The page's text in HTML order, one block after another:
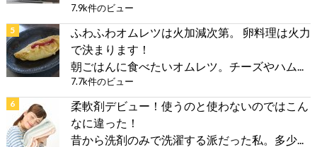
7.9k件のビュー
ふわふわオムレツは火加減次第。 卵料理は火力
で決まります！
朝ごはんに食べたいオムレツ。チーズやハム...
7.7k件のビュー
柔軟剤デビュー！使うのと使わないのではこん
なに違った！
昔から洗剤のみで洗濯する派だった私。多少...